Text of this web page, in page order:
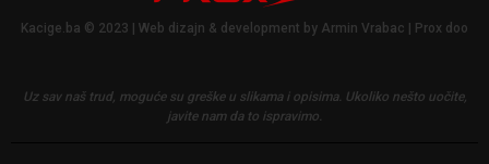
Kacige.ba © 2023 | Web dizajn & development by Armin Vrabac | Prox doo
Uz sav naš trud, moguće su greške u slikama i opisima. Ukoliko nešto uočite,
javite nam da to ispravimo.